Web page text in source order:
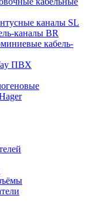
каналы SL
каналы BR
кабель-
ПВХ